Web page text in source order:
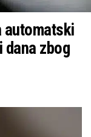
automatski
zbog